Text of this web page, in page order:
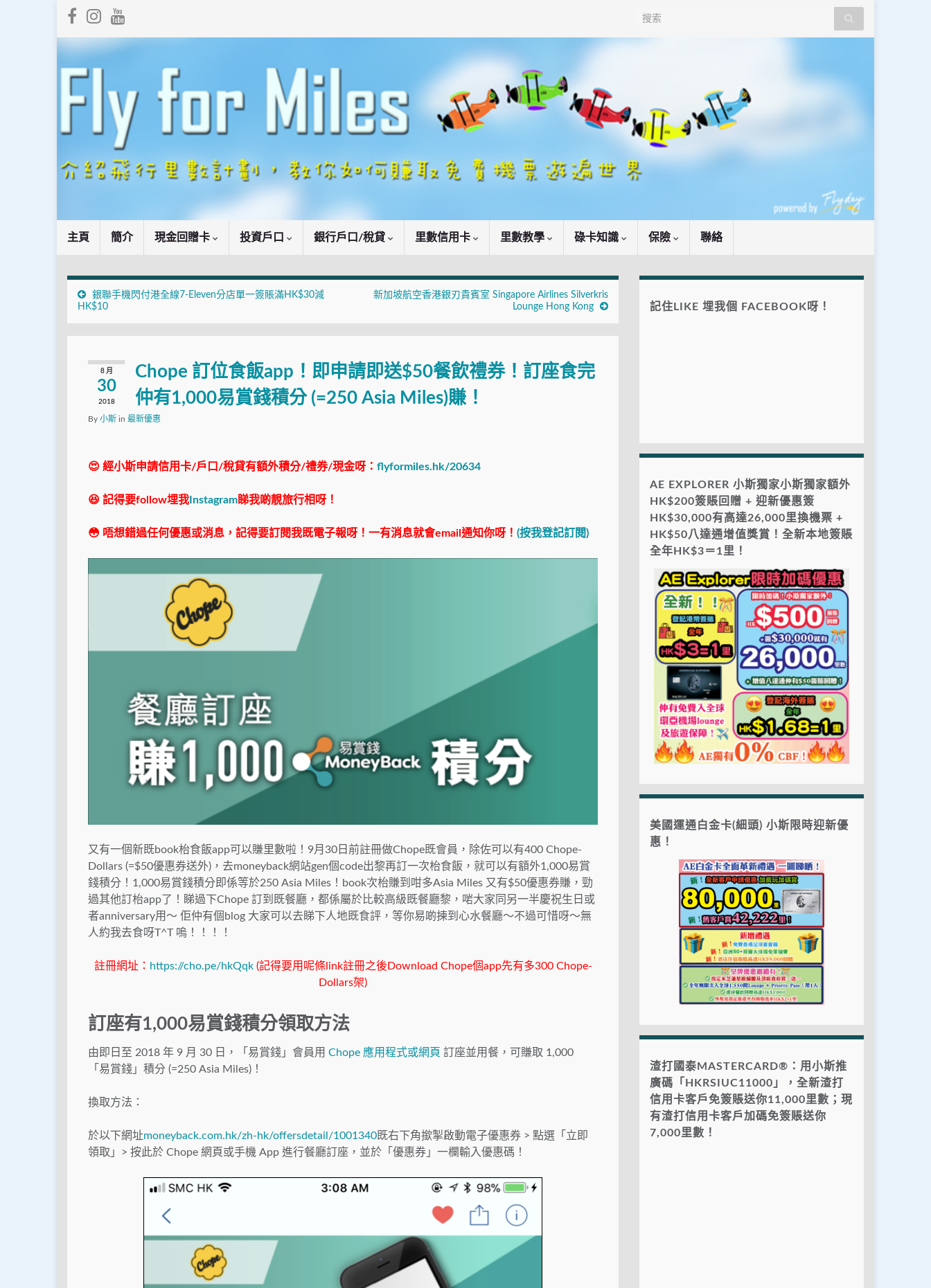
Search for:
主頁 簡介 現金回贈卡 投資戶口 銀行戶口/稅貸 里數信用卡 里數教學 碌卡知識 保險 聯絡
銀聯手機閃付港全線7-Eleven分店單一簽賬滿HK$30減
HK$10
新加坡航空香港銀刃貴賓室 Singapore Airlines Silverkris
Lounge Hong Kong
8 月
30
2018
Chope 訂位食飯app！即申請即送$50餐飲禮券！訂座食完
仲有1,000易賞錢積分 (=250 Asia Miles)賺！
By 小斯 in 最新優惠
😍 經小斯申請信用卡/戶口/稅貸有額外積分/禮券/現金呀： flyformiles.hk/20634
😆 記得要follow埋我 Instagram睇我啲靚旅行相呀！
😳 唔想錯過任何優惠或消息，記得要訂閱我既電子報呀！一有消息就會email通知你呀！ (按我登記訂閱)
又有一個新既book枱食飯app可以賺里數啦！9月30日前註冊做Chope既會員，除佐可以有400 Chope-
Dollars (=$50優惠券送外)，去moneyback網站gen個code出黎再訂一次枱食飯，就可以有額外1,000易賞
錢積分！1,000易賞錢積分即係等於250 Asia Miles！book次枱賺到咁多Asia Miles 又有$50優惠券賺，勁
過其他訂枱app了！睇過下Chope 訂到既餐廳，都係屬於比較高級既餐廳黎，啱大家同另一半慶祝生日或
者anniversary用～ 佢仲有個blog 大家可以去睇下人地既食評，等你易啲揀到心水餐廳～不過可惜呀～無
人約我去食呀T^T 嗚！！！！
註冊網址： https://cho.pe/hkQqk(記得要用呢條link註冊之後Download Chope個app先有多300 Chope-
Dollars架)
訂座有1,000易賞錢積分領取方法
由即日至 2018 年 9 月 30 日，「易賞錢」會員用 Chope 應用程式或網頁 訂座並用餐，可賺取 1,000
「易賞錢」積分 (=250 Asia Miles)！
換取方法：
於以下網址moneyback.com.hk/zh-hk/offersdetail/1001340既右下角撳掣啟動電子優惠券 > 點選「立即
領取」> 按此於 Chope 網頁或手機 App 進行餐廳訂座，並於「優惠券」一欄輸入優惠碼！
記住LIKE 埋我個 FACEBOOK呀！
AE EXPLORER 小斯獨家小斯獨家額外
HK$200簽賬回贈 + 迎新優惠簽
HK$30,000有高達26,000里換機票 +
HK$50八達通增值獎賞！全新本地簽賬
全年HK$3＝1里！
美國運通白金卡(細頭) 小斯限時迎新優
惠！
渣打國泰MASTERCARD®：用小斯推
廣碼「HKRSIUC11000」，全新渣打
信用卡客戶免簽賬送你11,000里數；現
有渣打信用卡客戶加碼免簽賬送你
7,000里數！